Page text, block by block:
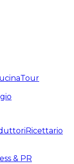
Tour
Ricettario
& PR